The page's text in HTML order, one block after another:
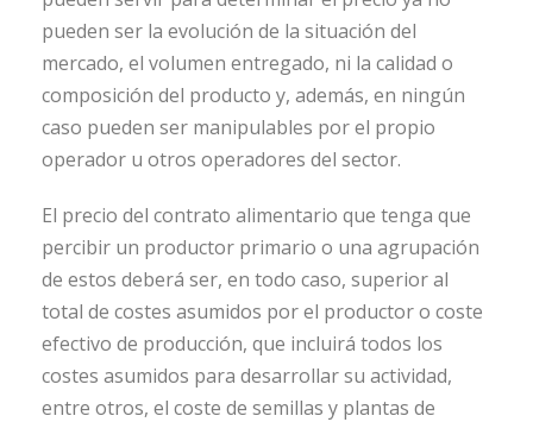
pueden ser la evolución de la situación del
mercado, el volumen entregado, ni la calidad o
composición del producto y, además, en ningún
caso pueden ser manipulables por el propio
operador u otros operadores del sector.
El precio del contrato alimentario que tenga que
percibir un productor primario o una agrupación
de estos deberá ser, en todo caso, superior al
total de costes asumidos por el productor o coste
efectivo de producción, que incluirá todos los
costes asumidos para desarrollar su actividad,
entre otros, el coste de semillas y plantas de